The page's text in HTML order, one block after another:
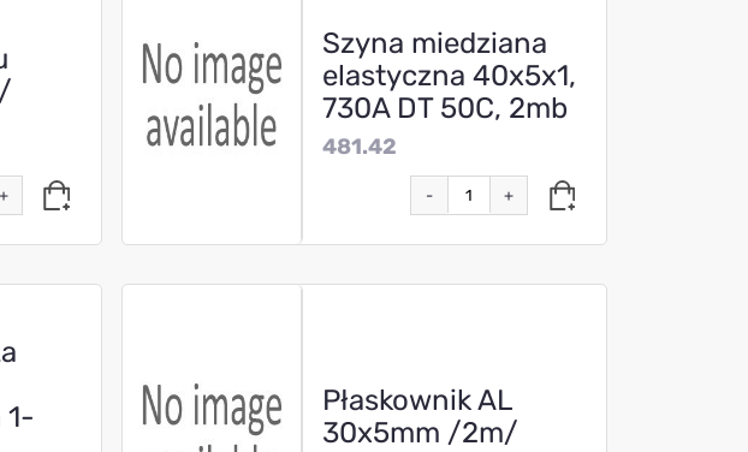
+
Szyna miedziana
elastyczna 40x5x1,
730A DT 50C, 2mb
481.42
- +
Płaskownik AL
30x5mm /2m/